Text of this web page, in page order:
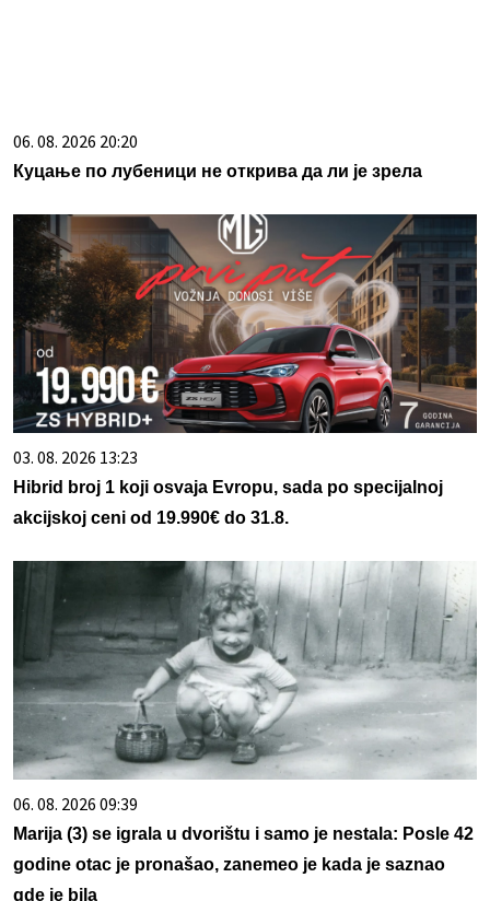
06. 08. 2026 20:20
Куцање по лубеници не открива да ли је зрела
03. 08. 2026 13:23
Hibrid broj 1 koji osvaja Evropu, sada po specijalnoj
akcijskoj ceni od 19.990€ do 31.8.
06. 08. 2026 09:39
Marija (3) se igrala u dvorištu i samo je nestala: Posle 42
godine otac je pronašao, zanemeo je kada je saznao
gde je bila